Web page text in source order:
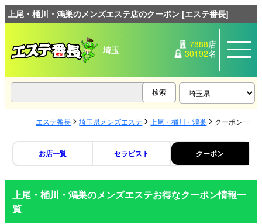
上尾・桶川・鴻巣のメンズエステ店のクーポン [エステ番長]
埼玉 7888店
30192名
エステ番長 埼玉県メンズエステ 上尾・桶川・鴻巣 クーポン一覧
お店一覧 セラピスト クーポン
上尾・桶川・鴻巣のメンズエステお得なクーポン情報一
覧